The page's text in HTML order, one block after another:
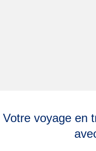
Votre voyage en